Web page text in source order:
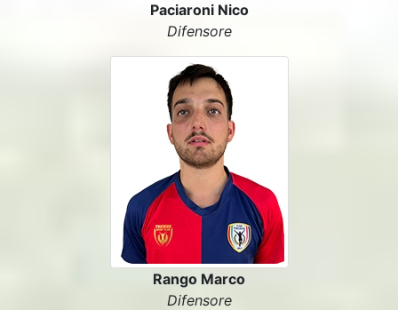
Paciaroni Nico
Difensore
Rango Marco
Difensore